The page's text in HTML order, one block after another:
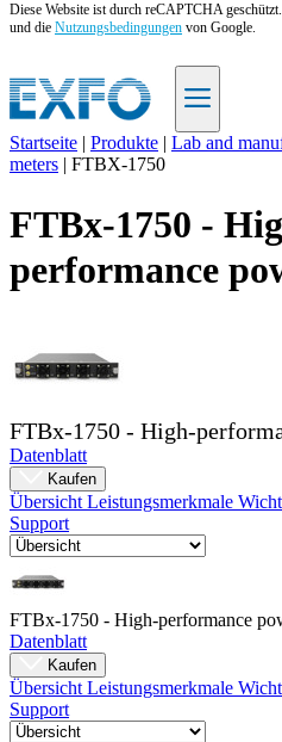
Diese Website ist durch reCAPTCHA
und die Nutzungsbedingungen von Google.
DE
Produkte
Lösungen
Support
Services
Ressourcen
Kontakt
Unternehmen
Karriere
Partner
Suppliers
Startseite | Produkte | Lab and
meters | FTBX-1750
FTBx-1750 -
performance
FTBx-1750 - High-
Datenblatt
Kaufen
Übersicht Leistungsmerkmale
Support
FTBx-1750 - High-performance
Datenblatt
Kaufen
Übersicht Leistungsmerkmale
Support